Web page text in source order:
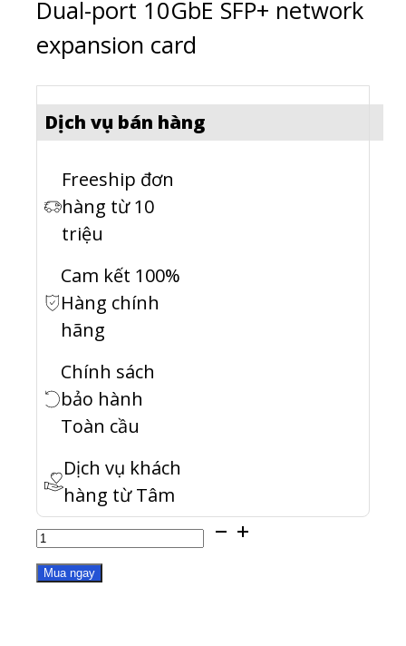
Dual-port 10GbE SFP+ network
expansion card
Dịch vụ bán hàng
Freeship đơn
hàng từ 10
triệu
Cam kết 100%
Hàng chính
hãng
Chính sách
bảo hành
Toàn cầu
Dịch vụ khách
hàng từ Tâm
OCe14102-
NX-
Mua ngay